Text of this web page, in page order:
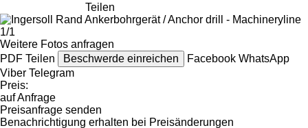
Teilen
1/1
Weitere Fotos anfragen
PDF Teilen Beschwerde einreichen Facebook WhatsApp
Viber Telegram
Preis:
auf Anfrage
Preisanfrage senden
Benachrichtigung erhalten bei Preisänderungen